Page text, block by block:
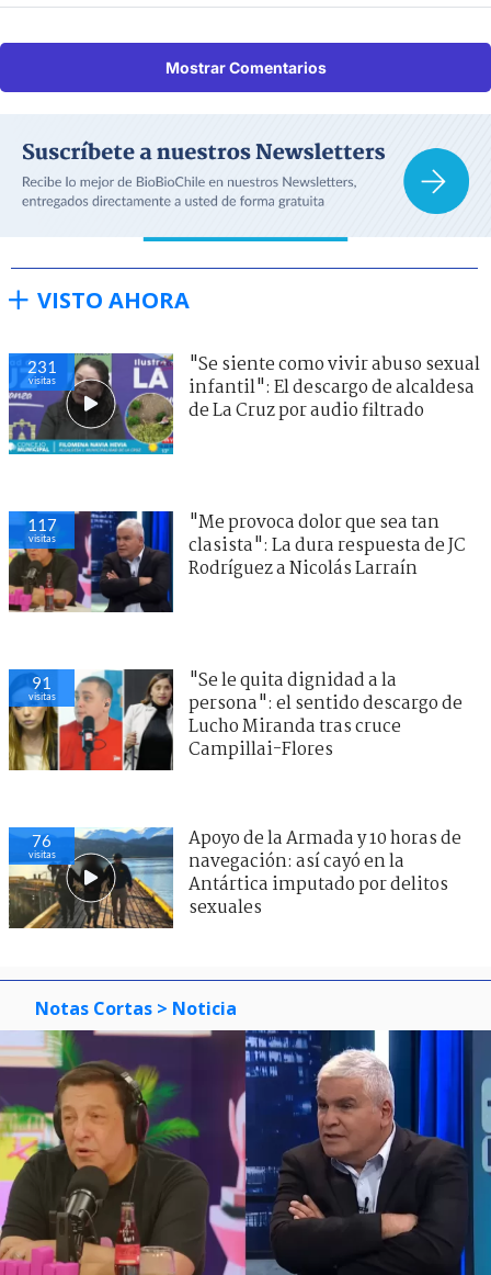
Mostrar Comentarios
VISTO AHORA
231
visitas
"Se siente como vivir abuso sexual
infantil": El descargo de alcaldesa
de La Cruz por audio filtrado
117
visitas
"Me provoca dolor que sea tan
clasista": La dura respuesta de JC
Rodríguez a Nicolás Larraín
91
visitas
"Se le quita dignidad a la
persona": el sentido descargo de
Lucho Miranda tras cruce
Campillai-Flores
76
visitas
Apoyo de la Armada y 10 horas de
navegación: así cayó en la
Antártica imputado por delitos
sexuales
Notas Cortas > Noticia